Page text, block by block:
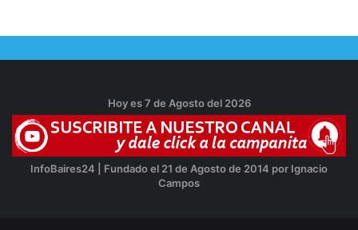
Hoy es 7 de Agosto del 2026
InfoBaires24 | Fundado el 21 de Agosto de 2014 por Ignacio
Campos